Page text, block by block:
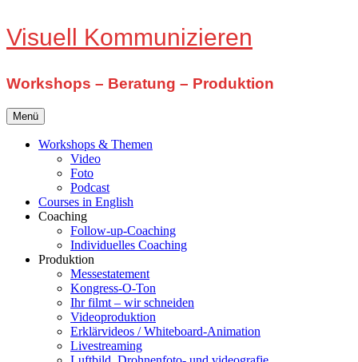
Zum
Inhalt
Visuell Kommunizieren
Workshops – Beratung – Produktion
Menü
Workshops & Themen
Video
Foto
Podcast
Courses in English
Coaching
Follow-up-Coaching
Individuelles Coaching
Produktion
Messestatement
Kongress-O-Ton
Ihr filmt – wir schneiden
Videoproduktion
Erklärvideos / Whiteboard-Animation
Livestreaming